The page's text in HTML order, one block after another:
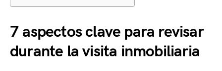
7 aspectos clave para revisar
durante la visita inmobiliaria